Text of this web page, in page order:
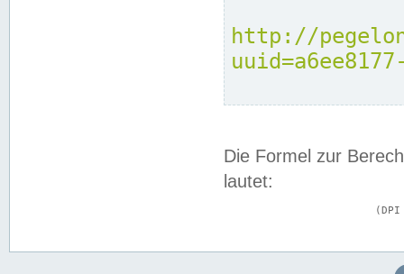
http://
Die Formel zur
lautet: